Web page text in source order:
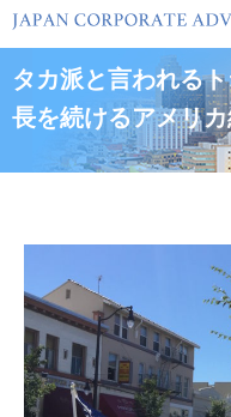
コ
タカ派と言われる
長を続けるアメリ